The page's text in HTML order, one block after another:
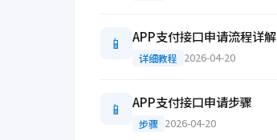
📱 APP支付接口申请流程详解
详细教程 2026-04-20
📱 APP支付接口申请步骤
步骤 2026-04-20